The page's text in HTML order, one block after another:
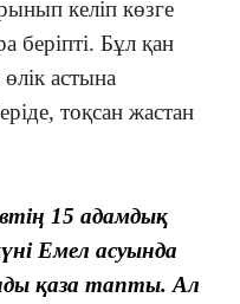
келіп көзге
беріпті. Бұл қан
астына
тоқсан жастан
15 адамдық
Емел асуында
қаза тапты. Ал